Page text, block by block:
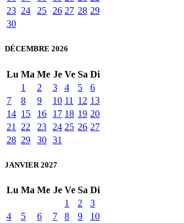
23 24 25 26 27 28 29
30
DÉCEMBRE 2026
Lu Ma Me Je Ve Sa Di
1
2 3 4 5
6
7
8 9 10 11 12 13
14 15 16 17 18 19 20
21
22 23 24 25 26 27
28 29 30 31
JANVIER 2027
Lu Ma Me Je Ve Sa Di
1
2
3
4
5 6 7 8 9
10